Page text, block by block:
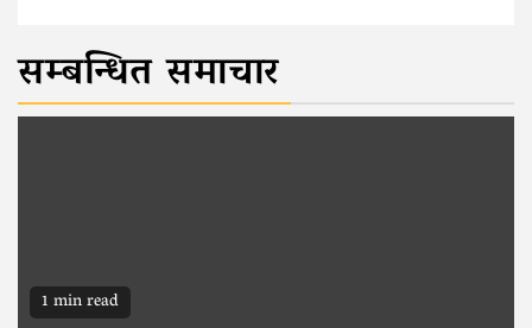
सम्बन्धित समाचार
1 min read